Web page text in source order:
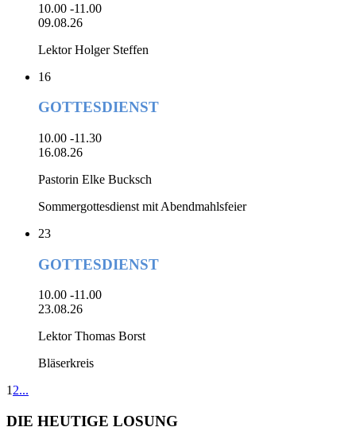
10.00 -11.00
09.08.26
Lektor Holger Steffen
16
GOTTESDIENST
10.00 -11.30
16.08.26
Pastorin Elke Bucksch
Sommergottesdienst mit Abendmahlsfeier
23
GOTTESDIENST
10.00 -11.00
23.08.26
Lektor Thomas Borst
Bläserkreis
12...
DIE HEUTIGE LOSUNG